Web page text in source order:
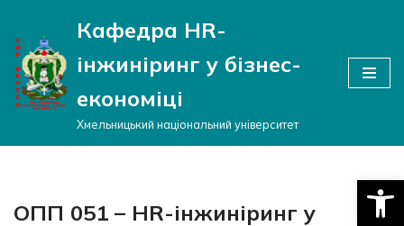
Перейти
до
вмісту
Кафедра HR-
інжиніринг у бізнес-
економіці
Хмельницький національний університет
ОПП 051 – HR-інжиніринг у